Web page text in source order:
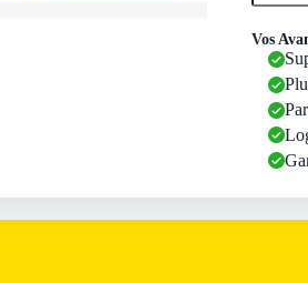
Portable
Gamer
ASUS
TUF
F15
15.6"
Intel
|
RTX
Vos